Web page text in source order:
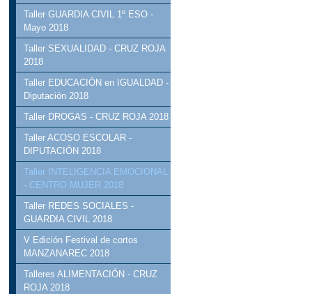
Taller GUARDIA CIVIL 1º ESO -
Mayo 2018
Taller SEXUALIDAD - CRUZ ROJA
2018
Taller EDUCACIÓN en IGUALDAD -
Diputación 2018
Taller DROGAS - CRUZ ROJA 2018
Taller ACOSO ESCOLAR -
DIPUTACIÓN 2018
Taller INTELIGENCIA EMOCIONAL
- CENTRO MUJER 2018
Taller REDES SOCIALES -
GUARDIA CIVIL 2018
V Edición Festival de cortos
MANZANAREC 2018
Talleres ALIMENTACIÓN - CRUZ
ROJA 2018